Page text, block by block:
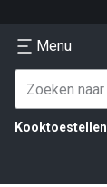
Menu
Kooktoestellen